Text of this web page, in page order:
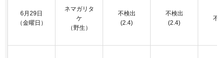
6月29日
（金曜日）
ネマガリタ
ケ
（野生）
不検出
(2.4)
不検出
(2.4)
不